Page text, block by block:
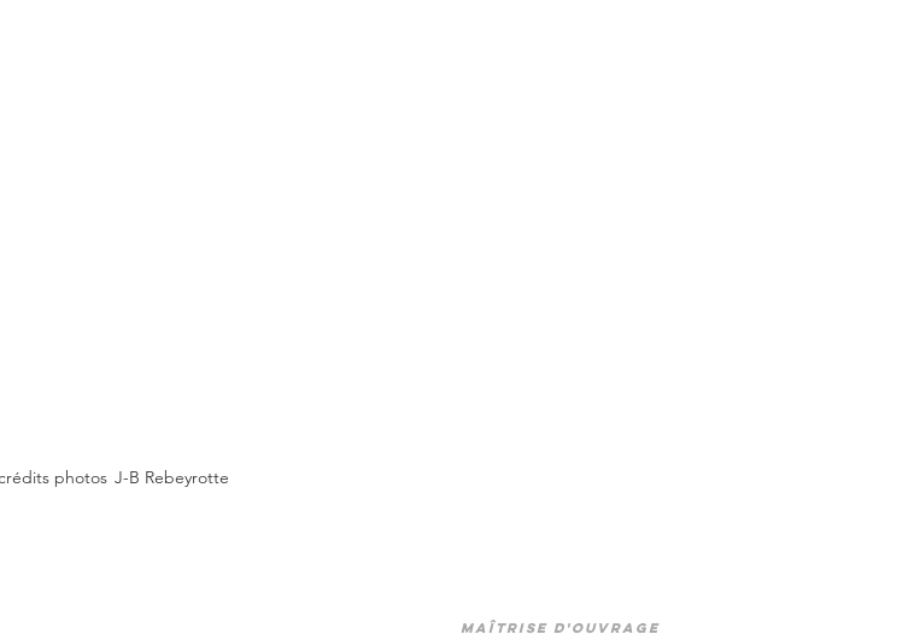
photos J-B Rebeyrotte
maîtrise d'ouvrage